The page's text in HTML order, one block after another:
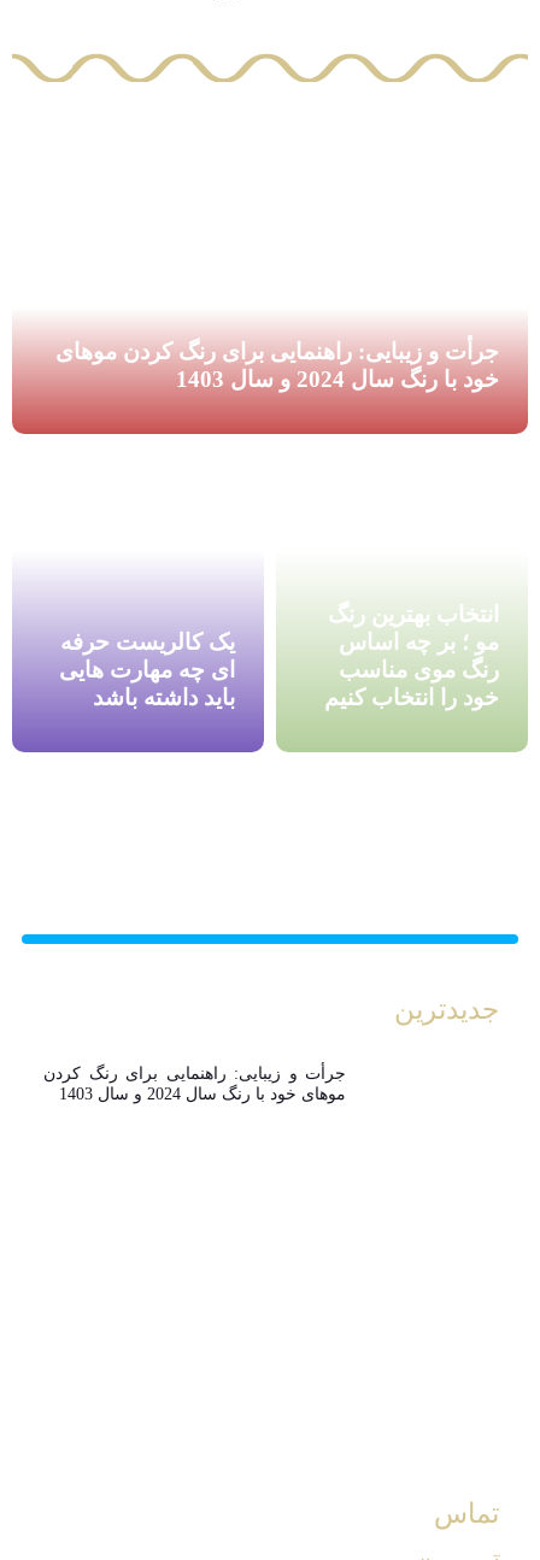
جرأت و زیبایی: راهنمایی برای رنگ کردن موهای
خود با رنگ سال 2024 و سال 1403
انتخاب بهترین رنگ
مو ؛ بر چه اساس
رنگ موی مناسب
خود را انتخاب کنیم
یک کالریست حرفه
ای چه مهارت هایی
باید داشته باشد
جدیدترین
جرأت و زیبایی: راهنمایی برای رنگ کردن
موهای خود با رنگ سال 2024 و سال 1403
تماس